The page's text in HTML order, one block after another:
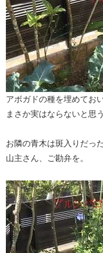
アボガドの種を埋めてお
まさか実はならないと思
お隣の青木は斑入りだっ
山主さん、ご勘弁を。